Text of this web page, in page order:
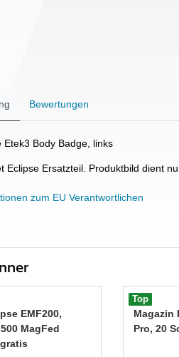
Bewertungen
Etek3 Body Badge, links
Eclipse Ersatzteil. Produktbild dient
zum EU Verantwortlichen
EMF200,
MagFed
Top
Magazin
Pro, 20